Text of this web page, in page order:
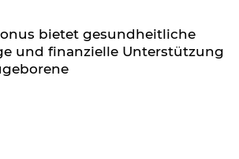
bietet gesundheitliche
und finanzielle Unterstützung